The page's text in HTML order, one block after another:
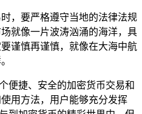
，要严格遵守当地的法律法规
就像一片波涛汹涌的海洋，具
谨慎再谨慎，就像在大海中航
便捷、安全的加密货币交易和
用方法，用户能够充分发挥